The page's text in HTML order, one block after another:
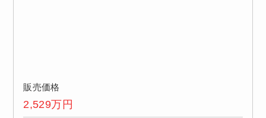
販売価格
2,529万円